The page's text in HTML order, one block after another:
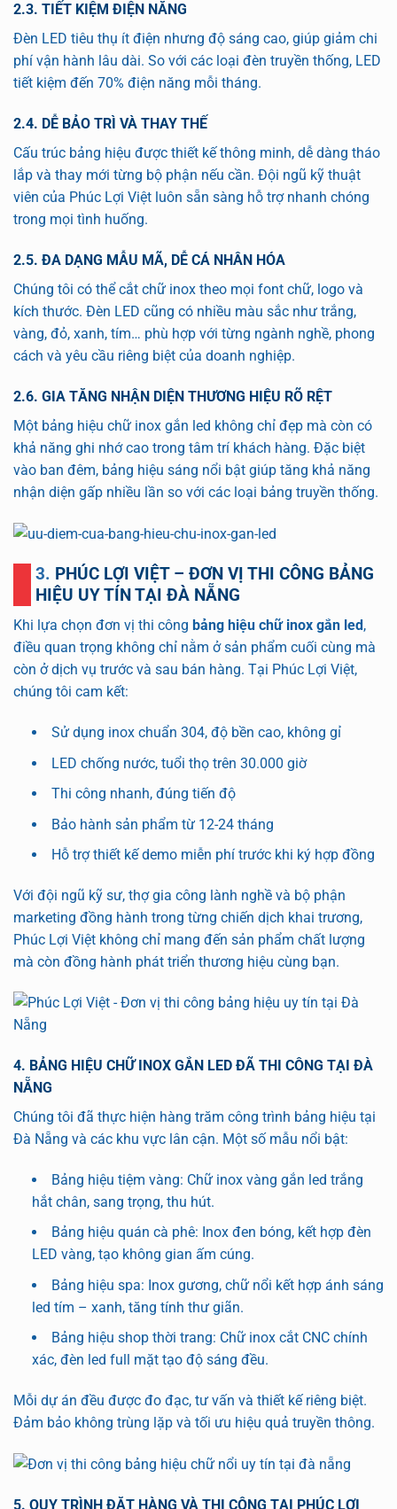
2.3. TIẾT KIỆM ĐIỆN NĂNG
Đèn LED tiêu thụ ít điện nhưng độ sáng cao, giúp giảm chi
phí vận hành lâu dài. So với các loại đèn truyền thống, LED
tiết kiệm đến 70% điện năng mỗi tháng.
2.4. DỄ BẢO TRÌ VÀ THAY THẾ
Cấu trúc bảng hiệu được thiết kế thông minh, dễ dàng tháo
lắp và thay mới từng bộ phận nếu cần. Đội ngũ kỹ thuật
viên của Phúc Lợi Việt luôn sẵn sàng hỗ trợ nhanh chóng
trong mọi tình huống.
2.5. ĐA DẠNG MẪU MÃ, DỄ CÁ NHÂN HÓA
Chúng tôi có thể cắt chữ inox theo mọi font chữ, logo và
kích thước. Đèn LED cũng có nhiều màu sắc như trắng,
vàng, đỏ, xanh, tím… phù hợp với từng ngành nghề, phong
cách và yêu cầu riêng biệt của doanh nghiệp.
2.6. GIA TĂNG NHẬN DIỆN THƯƠNG HIỆU RÕ RỆT
Một bảng hiệu chữ inox gắn led không chỉ đẹp mà còn có
khả năng ghi nhớ cao trong tâm trí khách hàng. Đặc biệt
vào ban đêm, bảng hiệu sáng nổi bật giúp tăng khả năng
nhận diện gấp nhiều lần so với các loại bảng truyền thống.
3. PHÚC LỢI VIỆT – ĐƠN VỊ THI CÔNG BẢNG
HIỆU UY TÍN TẠI ĐÀ NẴNG
Khi lựa chọn đơn vị thi công bảng hiệu chữ inox gắn led ,
điều quan trọng không chỉ nằm ở sản phẩm cuối cùng mà
còn ở dịch vụ trước và sau bán hàng. Tại Phúc Lợi Việt,
chúng tôi cam kết:
Sử dụng inox chuẩn 304, độ bền cao, không gỉ
LED chống nước, tuổi thọ trên 30.000 giờ
Thi công nhanh, đúng tiến độ
Bảo hành sản phẩm từ 12-24 tháng
Hỗ trợ thiết kế demo miễn phí trước khi ký hợp đồng
Với đội ngũ kỹ sư, thợ gia công lành nghề và bộ phận
marketing đồng hành trong từng chiến dịch khai trương,
Phúc Lợi Việt không chỉ mang đến sản phẩm chất lượng
mà còn đồng hành phát triển thương hiệu cùng bạn.
4. BẢNG HIỆU CHỮ INOX GẮN LED ĐÃ THI CÔNG TẠI ĐÀ
NẴNG
Chúng tôi đã thực hiện hàng trăm công trình bảng hiệu tại
Đà Nẵng và các khu vực lân cận. Một số mẫu nổi bật:
Bảng hiệu tiệm vàng: Chữ inox vàng gắn led trắng
hắt chân, sang trọng, thu hút.
Bảng hiệu quán cà phê: Inox đen bóng, kết hợp đèn
LED vàng, tạo không gian ấm cúng.
Bảng hiệu spa: Inox gương, chữ nổi kết hợp ánh sáng
led tím – xanh, tăng tính thư giãn.
Bảng hiệu shop thời trang: Chữ inox cắt CNC chính
xác, đèn led full mặt tạo độ sáng đều.
Mỗi dự án đều được đo đạc, tư vấn và thiết kế riêng biệt.
Đảm bảo không trùng lặp và tối ưu hiệu quả truyền thông.
5. QUY TRÌNH ĐẶT HÀNG VÀ THI CÔNG TẠI PHÚC LỢI